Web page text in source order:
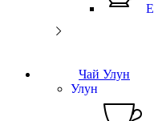
Чай Улун
Улун